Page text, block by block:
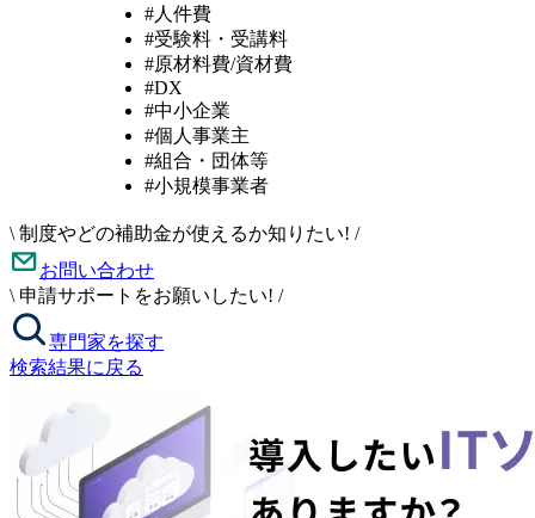
#人件費
#受験料・受講料
#原材料費/資材費
#DX
#中小企業
#個人事業主
#組合・団体等
#小規模事業者
\ 制度やどの補助金が使えるか知りたい! /
お問い合わせ
\ 申請サポートをお願いしたい! /
専門家を探す
検索結果に戻る